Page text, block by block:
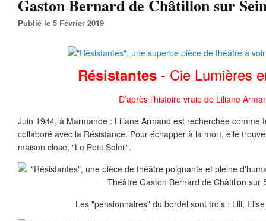
Gaston Bernard de Châtillon sur
Publié le 5 Février 2019
Résistantes - Cie Lumières
D’après l’histoire vraie de Liliane
Juin 1944, à Marmande : Liliane Armand est recherchée comme
collaboré avec la Résistance. Pour échapper à la mort, elle
maison close, "Le Petit Soleil".
Les "pensionnaires" du bordel sont trois : Lili,